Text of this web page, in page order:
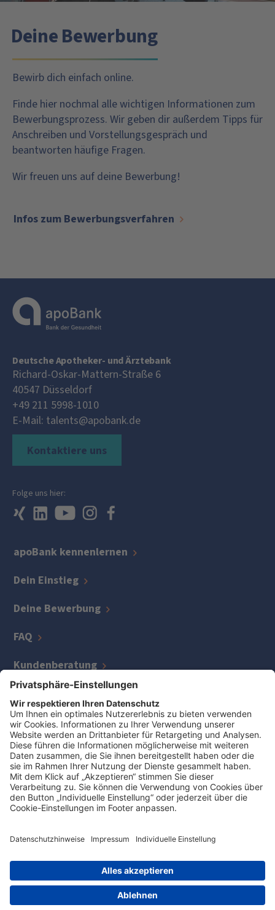
Deine Bewerbung
Bewirb dich einfach online.
Finde hier nochmal alle wichtigen Informationen zum
Bewerbungsprozess. Wir geben dir außerdem Tipps für
Anschreiben und Vorstellungsgespräch und
beantworten häufige Fragen.
Wir freuen uns auf deine Bewerbung!
Infos zum Bewerbungsverfahren
Deutsche Apotheker- und Ärztebank
Richard-Oskar-Mattern-Straße 6
40547 Düsseldorf
+49 211 5998-1010
E-Mail: talents@apobank.de
apoBank kennenlernen
Dein Einstieg
Deine Bewerbung
FAQ
Kundenberatung
IT
Kreditmanagement
Zentrale Bereiche
Auszeichnungen
Kontaktiere uns
Jetzt Job finden
Folge uns hier: